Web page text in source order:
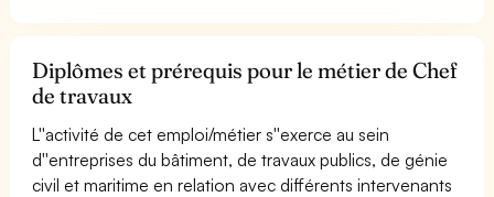
Diplômes et prérequis pour le métier de Chef
de travaux
L''activité de cet emploi/métier s''exerce au sein
d''entreprises du bâtiment, de travaux publics, de génie
civil et maritime en relation avec différents intervenants